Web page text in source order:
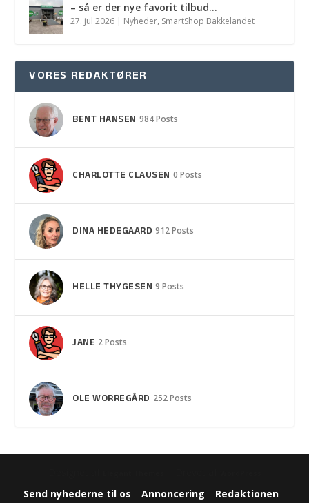
– så er der nye favorit tilbud…
27. jul 2026 | Nyheder, SmartShop Bakkelandet
VORES REDAKTØRER
BENT HANSEN 984 Posts
CHARLOTTE CLAUSEN 0 Posts
DINA HEDEGAARD 912 Posts
HELLE THYGESEN 9 Posts
JANE 2 Posts
OLE WORREGÅRD 252 Posts
Send nyhederne til os Annoncering Redaktionen